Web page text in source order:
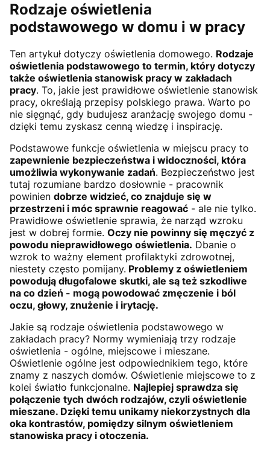
Rodzaje oświetlenia
podstawowego w domu i w pracy
Ten artykuł dotyczy oświetlenia domowego. Rodzaje
oświetlenia podstawowego to termin, który dotyczy
także oświetlenia stanowisk pracy w zakładach
pracy. To, jakie jest prawidłowe oświetlenie stanowisk
pracy, określają przepisy polskiego prawa. Warto po
nie sięgnąć, gdy budujesz aranżację swojego domu -
dzięki temu zyskasz cenną wiedzę i inspirację.
Podstawowe funkcje oświetlenia w miejscu pracy to
zapewnienie bezpieczeństwa i widoczności, która
umożliwia wykonywanie zadań. Bezpieczeństwo jest
tutaj rozumiane bardzo dosłownie - pracownik
powinien dobrze widzieć, co znajduje się w
przestrzeni i móc sprawnie reagować - ale nie tylko.
Prawidłowe oświetlenie sprawia, że narząd wzroku
jest w dobrej formie. Oczy nie powinny się męczyć z
powodu nieprawidłowego oświetlenia. Dbanie o
wzrok to ważny element profilaktyki zdrowotnej,
niestety często pomijany. Problemy z oświetleniem
powodują długofalowe skutki, ale są też szkodliwe
na co dzień - mogą powodować zmęczenie i ból
oczu, głowy, znużenie i irytację.
Jakie są rodzaje oświetlenia podstawowego w
zakładach pracy? Normy wymieniają trzy rodzaje
oświetlenia - ogólne, miejscowe i mieszane.
Oświetlenie ogólne jest odpowiednikiem tego, które
znamy z naszych domów. Oświetlenie miejscowe to z
kolei światło funkcjonalne. Najlepiej sprawdza się
połączenie tych dwóch rodzajów, czyli oświetlenie
mieszane. Dzięki temu unikamy niekorzystnych dla
oka kontrastów, pomiędzy silnym oświetleniem
stanowiska pracy i otoczenia.